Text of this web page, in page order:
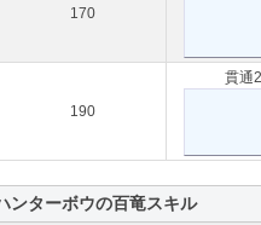
170
190
貫通2
ターボウの百竜スキル